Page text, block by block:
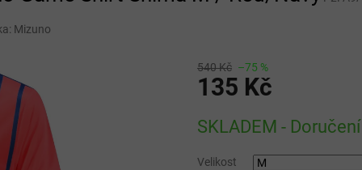
Mizuno
540 Kč –75 %
135 Kč
cena:
SKLADEM -
Velikost